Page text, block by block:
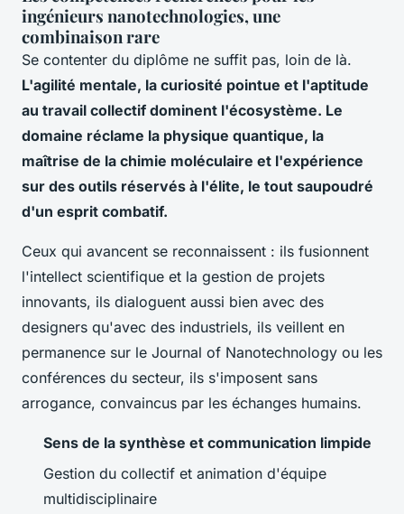
ingénieurs nanotechnologies, une
combinaison rare
Se contenter du diplôme ne suffit pas, loin de là.
L'agilité mentale, la curiosité pointue et l'aptitude
au travail collectif dominent l'écosystème. Le
domaine réclame la physique quantique, la
maîtrise de la chimie moléculaire et l'expérience
sur des outils réservés à l'élite, le tout saupoudré
d'un esprit combatif.
Ceux qui avancent se reconnaissent : ils fusionnent
l'intellect scientifique et la gestion de projets
innovants, ils dialoguent aussi bien avec des
designers qu'avec des industriels, ils veillent en
permanence sur le Journal of Nanotechnology ou les
conférences du secteur, ils s'imposent sans
arrogance, convaincus par les échanges humains.
Sens de la synthèse et communication limpide
Gestion du collectif et animation d'équipe
multidisciplinaire